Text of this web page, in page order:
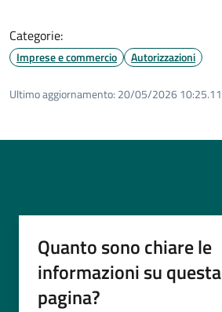
Categorie:
Imprese e commercio Autorizzazioni
Ultimo aggiornamento: 20/05/2026 10:25.11
Quanto sono chiare le
informazioni su questa
pagina?